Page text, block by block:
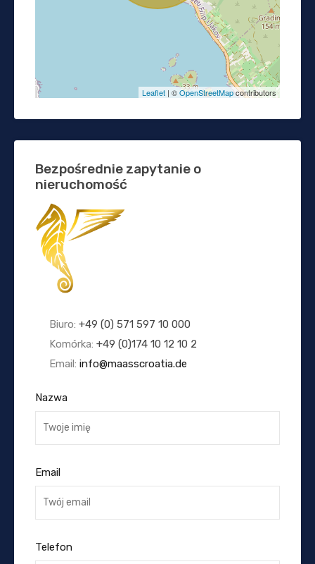
Leaflet | ©OpenStreetMapcontributors
Bezpośrednie zapytanie o
nieruchomość
Biuro: +49 (0) 571 597 10 000
Komórka: +49 (0)174 10 12 10 2
Email: info@maasscroatia.de
Nazwa
Email
Telefon